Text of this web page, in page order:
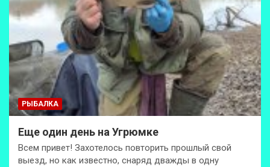
РЫБАЛКА
Еще один день на Угрюмке
Всем привет! Захотелось повторить прошлый свой
выезд, но как известно, снаряд дважды в одну